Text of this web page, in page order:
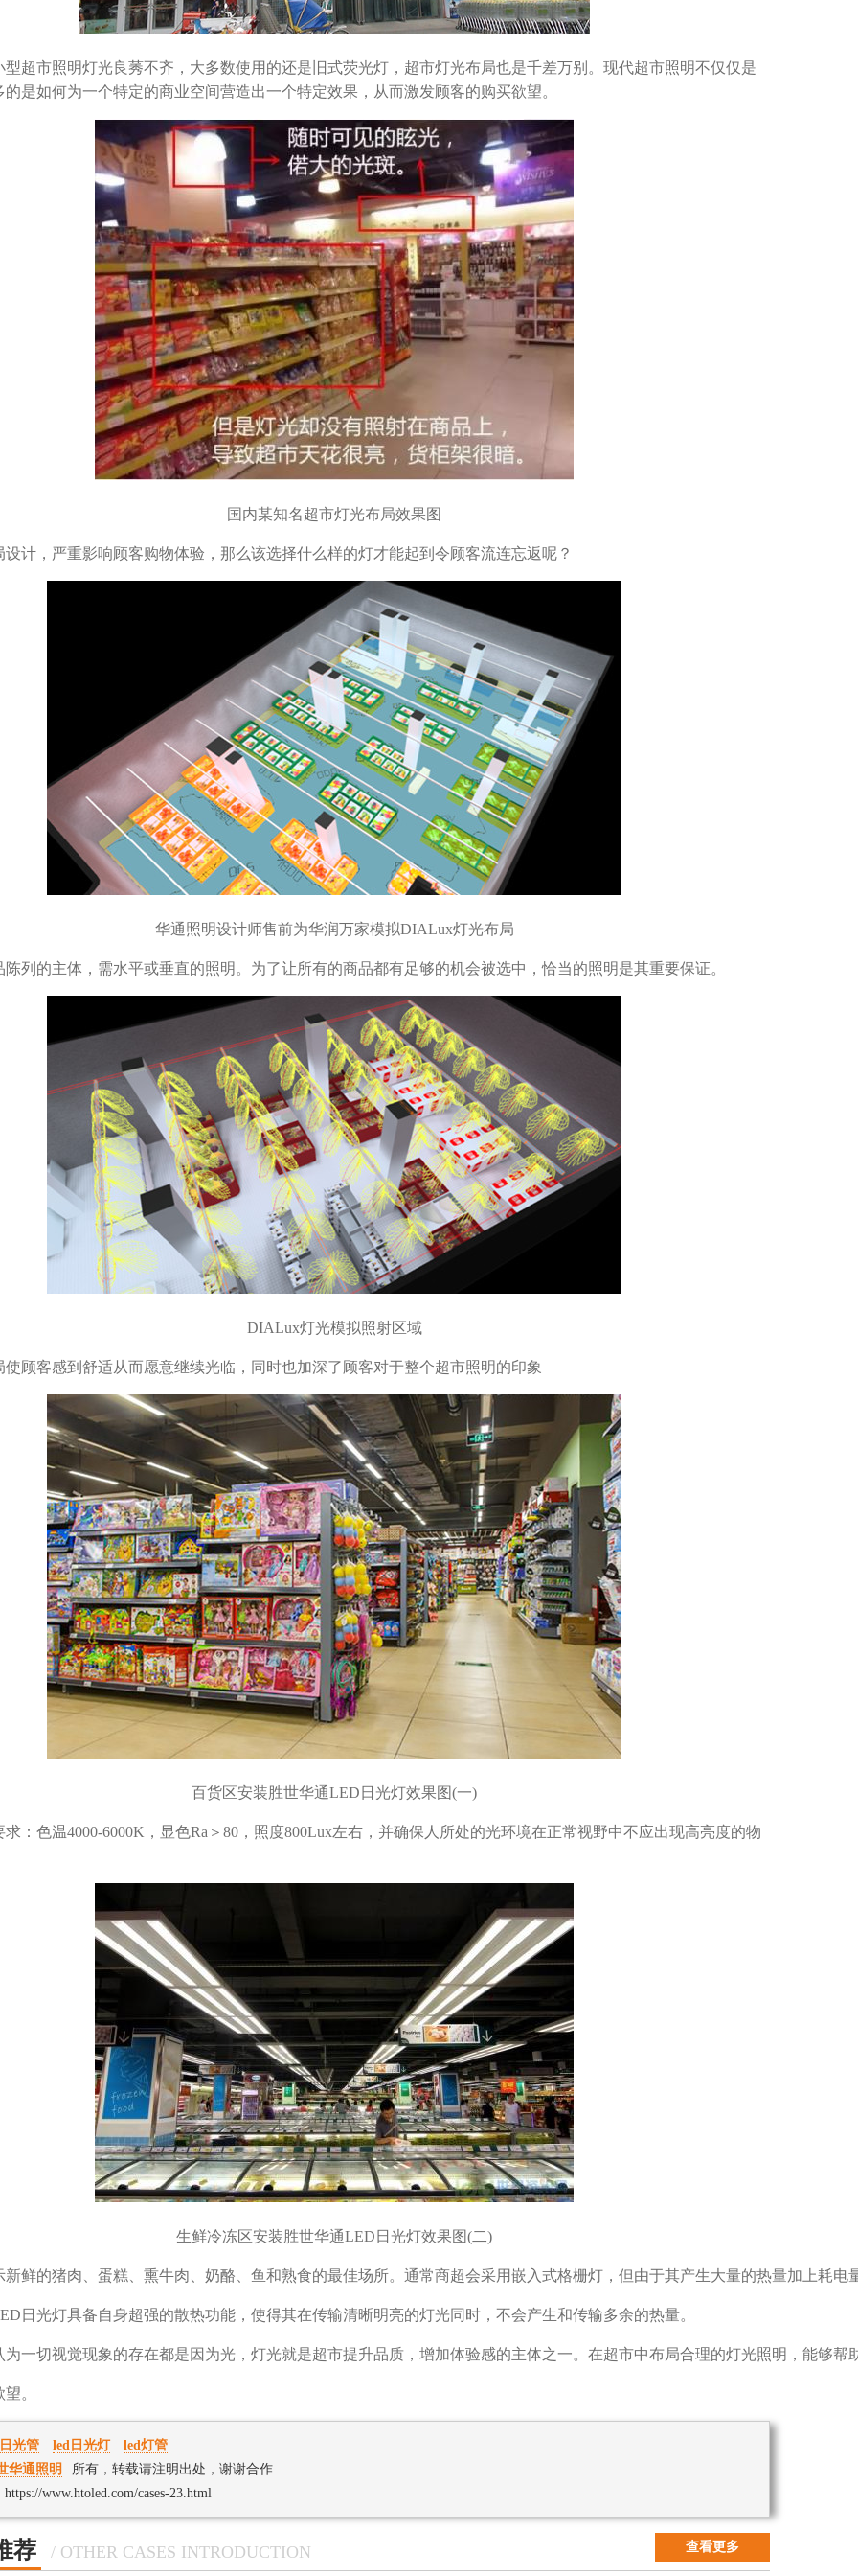
型超市照明灯光良莠不齐，大多数使用的还是旧式荧光灯，超市灯光布局也是千差万别。现代超市照明不仅仅是
是如何为一个特定的商业空间营造出一个特定效果，从而激发顾客的购买欲望。
国内某知名超市灯光布局效果图
设计，严重影响顾客购物体验，那么该选择什么样的灯才能起到令顾客流连忘返呢？
华通照明设计师售前为华润万家模拟DIALux灯光布局
列的主体，需水平或垂直的照明。为了让所有的商品都有足够的机会被选中，恰当的照明是其重要保证。
DIALux灯光模拟照射区域
使顾客感到舒适从而愿意继续光临，同时也加深了顾客对于整个超市照明的印象
百货区安装胜世华通LED日光灯效果图(一)
：色温4000-6000K，显色Ra＞80，照度800Lux左右，并确保人所处的光环境在正常视野中不应出现高亮度的物
生鲜冷冻区安装胜世华通LED日光灯效果图(二)
新鲜的猪肉、蛋糕、熏牛肉、奶酪、鱼和熟食的最佳场所。通常商超会采用嵌入式格栅灯，但由于其产生大量的热量加上耗电
日光灯具备自身超强的散热功能，使得其在传输清晰明亮的灯光同时，不会产生和传输多余的热量。
为一切视觉现象的存在都是因为光，灯光就是超市提升品质，增加体验感的主体之一。在超市中布局合理的灯光照明，能够帮
。
光管 led日光灯
led灯管
华通照明
所有，转载请注明出处，谢谢合作
www.htoled.com/cases-23.html
荐 / OTHER CASES INTRODUCTION 查看更多